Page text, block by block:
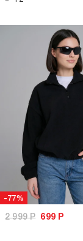
-77%
2 999Р 699 Р